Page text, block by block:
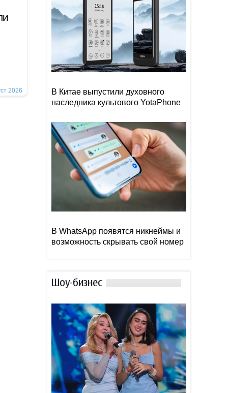
2026
В Китае выпустили духовного
наследника культового YotaPhone
В WhatsApp появятся никнеймы и
возможность скрывать свой номер
Шоу-бизнес